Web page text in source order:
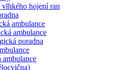
vlhkého hojení ran
ambulance
ambulance
poradna